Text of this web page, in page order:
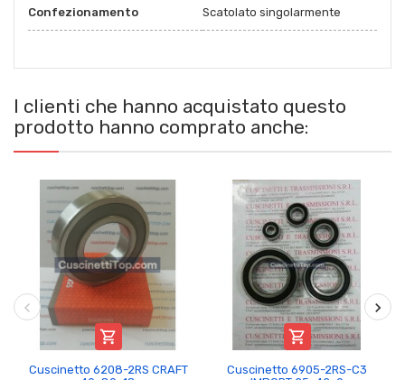
Confezionamento Scatolato singolarmente
I clienti che hanno acquistato questo
prodotto hanno comprato anche:

Cuscinetto 6208-2RS CRAFT

Cuscinetto 6905-2RS-C3